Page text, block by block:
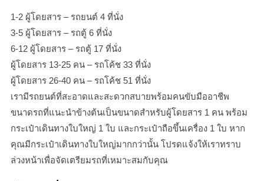
1-2 ผู้โดยสาร – รถยนต์ 4 ที่นั่ง
3-5 ผู้โดยสาร – รถตู้ 6 ที่นั่ง
6-12 ผู้โดยสาร – รถตู้ 17 ที่นั่ง
ผู้โดยสาร 13-25 คน – รถโค้ช 33 ที่นั่ง
ผู้โดยสาร 26-40 คน – รถโค้ช 51 ที่นั่ง
เรามีรถยนต์ที่สะอาดและสะดวกสบายพร้อมคนขับมืออาชีพ
ขนาดรถที่แนะนำข้างต้นเป็นขนาดสำหรับผู้โดยสาร 1 คน พร้อม
กระเป๋าเดินทางใบใหญ่ 1 ใบ และกระเป๋าถือขึ้นเครื่อง 1 ใบ หาก
คุณมีกระเป๋าเดินทางใบใหญ่มากกว่านั้น โปรดแจ้งให้เราทราบ
ล่วงหน้าเพื่อจัดเตรียมรถที่เหมาะสมกับคุณ